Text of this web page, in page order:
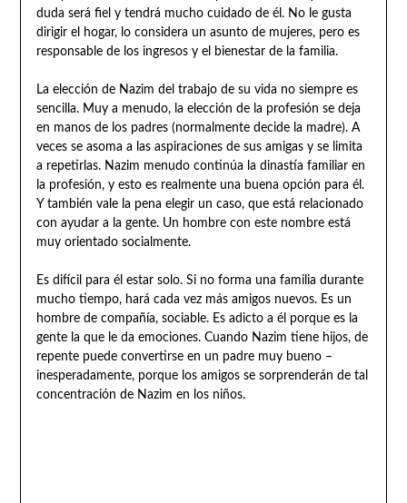
duda será fiel y tendrá mucho cuidado de él. No le gusta
dirigir el hogar, lo considera un asunto de mujeres, pero es
responsable de los ingresos y el bienestar de la familia.
La elección de Nazim del trabajo de su vida no siempre es
sencilla. Muy a menudo, la elección de la profesión se deja
en manos de los padres (normalmente decide la madre). A
veces se asoma a las aspiraciones de sus amigas y se limita
a repetirlas. Nazim menudo continúa la dinastía familiar en
la profesión, y esto es realmente una buena opción para él.
Y también vale la pena elegir un caso, que está relacionado
con ayudar a la gente. Un hombre con este nombre está
muy orientado socialmente.
Es difícil para él estar solo. Si no forma una familia durante
mucho tiempo, hará cada vez más amigos nuevos. Es un
hombre de compañía, sociable. Es adicto a él porque es la
gente la que le da emociones. Cuando Nazim tiene hijos, de
repente puede convertirse en un padre muy bueno –
inesperadamente, porque los amigos se sorprenderán de tal
concentración de Nazim en los niños.